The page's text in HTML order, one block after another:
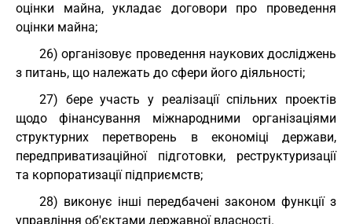
оцінки майна, укладає договори про проведення
оцінки майна;
26) організовує проведення наукових досліджень
з питань, що належать до сфери його діяльності;
27) бере участь у реалізації спільних проектів
щодо фінансування міжнародними організаціями
структурних перетворень в економіці держави,
передприватизаційної підготовки, реструктуризації
та корпоратизації підприємств;
28) виконує інші передбачені законом функції з
управління об'єктами державної власності.